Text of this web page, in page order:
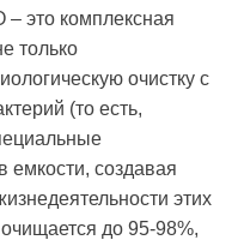
это комплексная
только
очистку с
(то есть,
емкости, создавая
этих
до 95-98%,